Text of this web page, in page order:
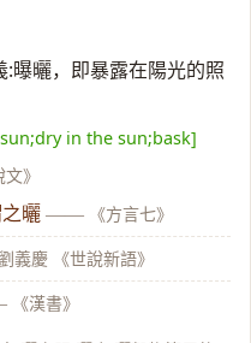
曝曬，即暴露在陽光的照
in the sun;bask]
文》
曬 —— 《方言七》
劉義慶 《世說新語》
《漢書》